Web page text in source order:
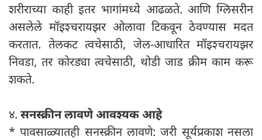
शरीराच्या काही इतर भागांमध्ये आढळते. आणि ग्लिसरीन
असलेले मॉइश्चरायझर ओलावा टिकवून ठेवण्यास मदत
करतात. तेलकट त्वचेसाठी, जेल-आधारित मॉइश्चरायझर
निवडा, तर कोरड्या त्वचेसाठी, थोडी जाड क्रीम काम करू
शकते.
४. सनस्क्रीन लावणे आवश्यक आहे
* पावसाळ्यातही सनस्क्रीन लावणे: जरी सूर्यप्रकाश नसला